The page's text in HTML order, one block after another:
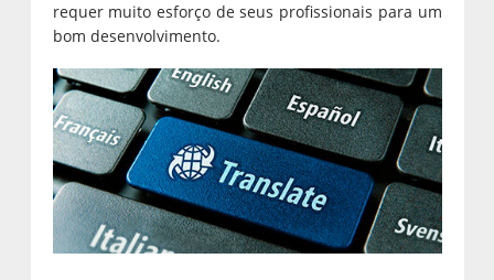
requer muito esforço de seus profissionais para um
bom desenvolvimento.